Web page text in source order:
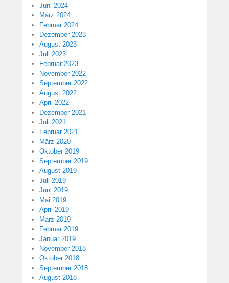
Juni 2024
März 2024
Februar 2024
Dezember 2023
August 2023
Juli 2023
Februar 2023
November 2022
September 2022
August 2022
April 2022
Dezember 2021
Juli 2021
Februar 2021
März 2020
Oktober 2019
September 2019
August 2019
Juli 2019
Juni 2019
Mai 2019
April 2019
März 2019
Februar 2019
Januar 2019
November 2018
Oktober 2018
September 2018
August 2018